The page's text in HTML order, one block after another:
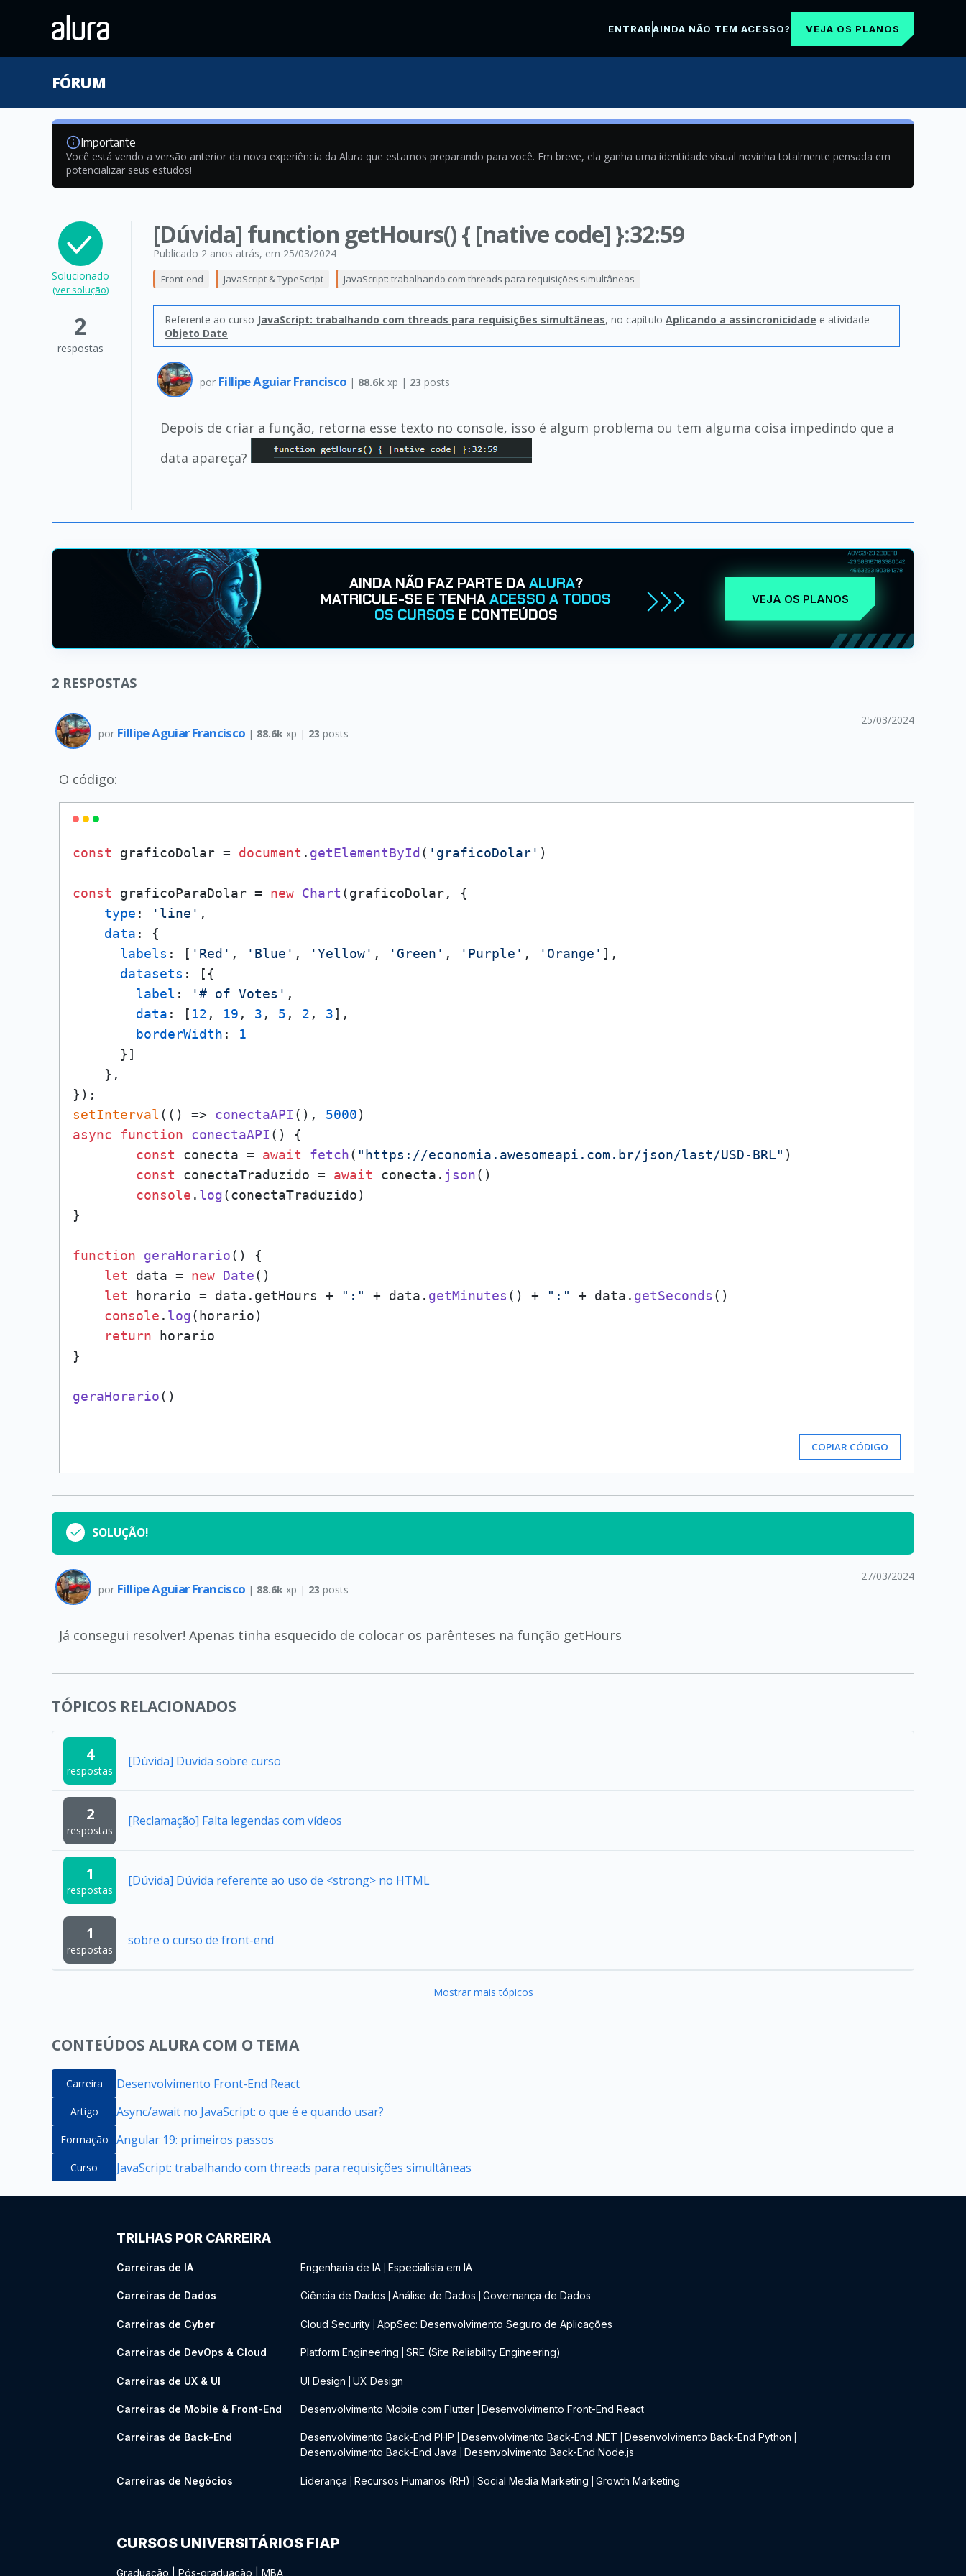
ENTRARAINDA NÃO TEM ACESSO? VEJA OS PLANOS
FÓRUM
Importante
Você está vendo a versão anterior da nova experiência da Alura que estamos preparando para você. Em breve, ela ganha uma identidade visual novinha totalmente pensada em
potencializar seus estudos!
Solucionado
(ver solução)
2
respostas
[Dúvida] function getHours() { [native code] }:32:59
Publicado 2 anos atrás, em 25/03/2024
Front-end JavaScript & TypeScript JavaScript: trabalhando com threads para requisições simultâneas
Referente ao curso JavaScript: trabalhando com threads para requisições simultâneas, no capítulo Aplicando a assincronicidade e atividade
Objeto Date
por Fillipe Aguiar Francisco | 88.6k xp | 23 posts
Depois de criar a função, retorna esse texto no console, isso é algum problema ou tem alguma coisa impedindo que a
data apareça?
AINDA NÃO FAZ PARTE DAALURA?
MATRICULE-SE E TENHAACESSO A TODOS
OS CURSOS E CONTEÚDOS
VEJA OS PLANOS
2 RESPOSTAS
por Fillipe Aguiar Francisco | 88.6k xp | 23 posts
25/03/2024
O código:
const graficoDolar = document . getElementById ( 'graficoDolar' )
const graficoParaDolar = new Chart (graficoDolar, {
type : 'line' ,
data : {
labels : [ 'Red' , 'Blue' , 'Yellow' , 'Green' , 'Purple' , 'Orange' ],
datasets : [{
label : '# of Votes' ,
data : [ 12 , 19 , 3 , 5 , 2 , 3],
borderWidth : 1
      }]
    },
setInterval( () => conectaAPI (), 5000
async
function conectaAPI ( ) {
const conecta = await fetch( "https://economia.awesomeapi.com.br/json/last/USD-BRL" )
const conectaTraduzido = await conecta. json()
console . log(conectaTraduzido)
}
function geraHorario( ) {
let data = new Date()
let horario = data. getHours + ":" + data. getMinutes () + ":" + data. getSeconds ()
console . log(horario)
return horario
}
geraHorario()
COPIAR CÓDIGO
SOLUÇÃO!
por Fillipe Aguiar Francisco | 88.6k xp | 23 posts
27/03/2024
Já consegui resolver! Apenas tinha esquecido de colocar os parênteses na função getHours
TÓPICOS RELACIONADOS
4
respostas
[Dúvida] Duvida sobre curso
2
respostas
[Reclamação] Falta legendas com vídeos
1
respostas
[Dúvida] Dúvida referente ao uso de <strong> no HTML
1
respostas
sobre o curso de front-end
Mostrar mais tópicos
CONTEÚDOS ALURA COM O TEMA
Carreira Desenvolvimento Front-End React
Artigo Async/await no JavaScript: o que é e quando usar?
Formação Angular 19: primeiros passos
Curso JavaScript: trabalhando com threads para requisições simultâneas
TRILHAS POR CARREIRA
Carreiras de IA Engenharia de IA Especialista em IA
Carreiras de Dados Ciência de Dados Análise de Dados Governança de Dados
Carreiras de Cyber Cloud Security AppSec: Desenvolvimento Seguro de Aplicações
Carreiras de DevOps & Cloud Platform Engineering SRE (Site Reliability Engineering)
Carreiras de UX & UI UI Design UX Design
Carreiras de Mobile & Front-End Desenvolvimento Mobile com Flutter Desenvolvimento Front-End React
Carreiras de Back-End Desenvolvimento Back-End PHP Desenvolvimento Back-End .NET Desenvolvimento Back-End Python
Desenvolvimento Back-End Java Desenvolvimento Back-End Node.js
Carreiras de Negócios Liderança Recursos Humanos (RH) Social Media Marketing Growth Marketing
CURSOS UNIVERSITÁRIOS FIAP
Graduação Pós-graduação MBA